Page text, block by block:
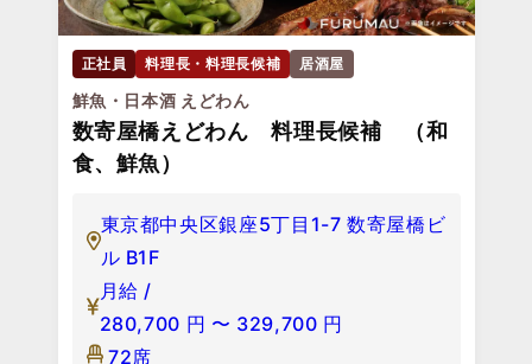
正社員 料理長・料理長候補 居酒屋
鮮魚・日本酒 えどわん
数寄屋橋えどわん 料理長候補 （和
食、鮮魚）
東京都中央区銀座5丁目1-7 数寄屋橋ビ
ル B1F
月給 /
280,700 円 〜 329,700 円
72席